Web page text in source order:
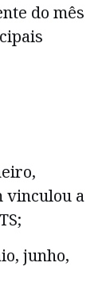
do mês
vinculou a
junho,